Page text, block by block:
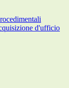
d'ufficio